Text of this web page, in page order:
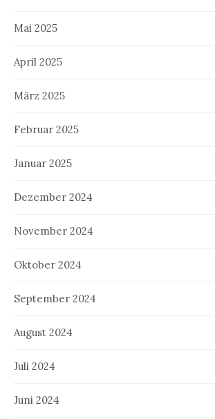
Mai 2025
April 2025
März 2025
Februar 2025
Januar 2025
Dezember 2024
November 2024
Oktober 2024
September 2024
August 2024
Juli 2024
Juni 2024